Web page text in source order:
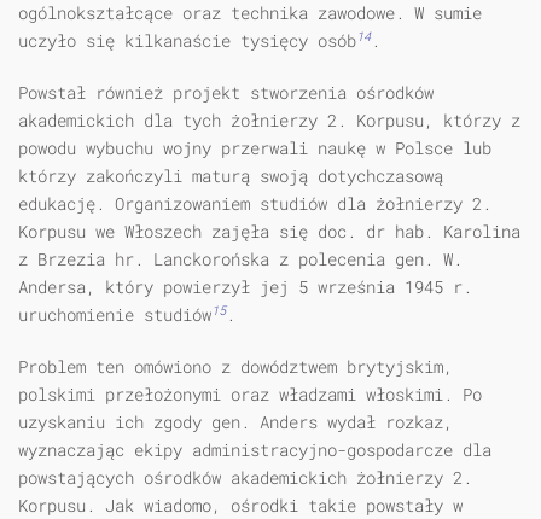
ogólnokształcące oraz technika zawodowe. W sumie
uczyło się kilkanaście tysięcy osób14.
Powstał również projekt stworzenia ośrodków
akademickich dla tych żoł­nierzy 2. Korpusu, którzy z
powodu wybuchu wojny przerwali naukę w Polsce lub
którzy zakończyli maturą swoją dotychczasową
edukację. Organizowaniem studiów dla żołnierzy 2.
Korpusu we Włoszech zajęła się doc. dr hab. Karolina
z Brzezia hr. Lanckorońska z polecenia gen. W.
Andersa, który powierzył jej 5 września 1945 r.
uruchomienie studiów15.
Problem ten omówiono z dowództwem brytyjskim,
polskimi przełożonymi oraz władzami włoskimi. Po
uzyskaniu ich zgody gen. Anders wydał rozkaz,
wyznaczając ekipy administracyjno-gospodarcze dla
powstających ośrodków akademickich żołnierzy 2.
Korpusu. Jak wiadomo, ośrodki takie powstały w